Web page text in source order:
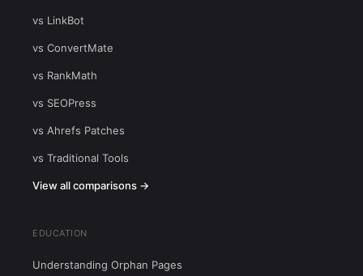
vs LinkBot
vs ConvertMate
vs RankMath
vs SEOPress
vs Ahrefs Patches
vs Traditional Tools
View all comparisons →
EDUCATION
Understanding Orphan Pages